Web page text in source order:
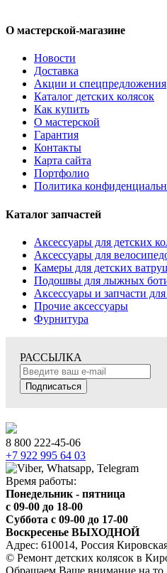
О мастерской-магазине
Новости
Доставка
Акции и спецпредложения
Каталог детских колясок
Как купить
О мастерской
Гарантия
Контакты
Карта сайта
Портфолио
Политика
Каталог запчастей
Аксессуары для детских
Аксессуары для
Камеры для детских
Подошвы для лыжных
Аксессуары и запчасти
Прочие аксессуары
Фурнитура
РАССЫЛКА
Подписаться
8 800 222-45-06
+7 922 995 64 03
Время работы:
Понедельник - пятница
c 09-00 до 18-00
Суббота с 09-00 до 17-00
Воскресенье ВЫХОДНОЙ
Адрес: 610014, Россия
© Ремонт детских колясок в
Обращаем Ваше внимание на то,